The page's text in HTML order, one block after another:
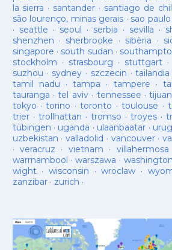
la sierra · santander · santiago de
são lourenço, minas gerais · sao paulo
· seattle · seoul · serbia · sevilla ·
shenzhen · sherbrooke · sibèria ·
singapore · south sudan ·
stockholm · strasbourg · stuttgart·
suzhou · sydney · szczecin ·tailandia
tamil nadu ·tampa · tampere ·
tauranga ·tel aviv· tennessee ·
tokyo ·torino ·toronto ·toulouse ·
trier· trollhattan · tromso · troyes·
tübingen · uganda · ulaanbaatar ·
uzbekistan · valladolid · vancouver·
· veracruz · vietnam · villahermosa
warrnambool ·warszawa ·washington
wight· wisconsin ·wroclaw ·
zanzibar· zurich ·